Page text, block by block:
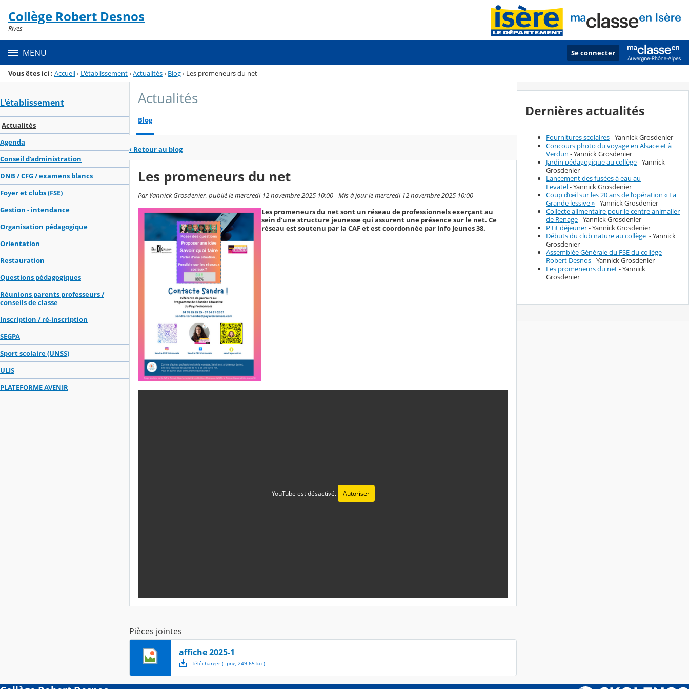
Menu de la rubrique
Contenu
Collège Robert Desnos
Rives
MENU Se connecter
Vous êtes ici : Accueil› L'établissement›Actualités› Blog› Les promeneurs du net
L'établissement
Actualités
Agenda
Conseil d'administration
DNB / CFG / examens blancs
Foyer et clubs (FSE)
Gestion - intendance
Organisation pédagogique
Orientation
Restauration
Questions pédagogiques
Réunions parents professeurs /
conseils de classe
Inscription / ré-inscription
SEGPA
Sport scolaire (UNSS)
ULIS
PLATEFORME AVENIR
Actualités
Blog
‹ Retour au blog
Les promeneurs du net
Par Yannick Grosdenier, publié le mercredi 12 novembre 2025 10:00 - Mis à jour le mercredi 12 novembre 2025 10:00
Les promeneurs du net sont un réseau de professionnels exerçant au
sein d'une structure jeunesse qui assurent une présence sur le net. Ce
réseau est soutenu par la CAF et est coordonnée par Info Jeunes 38.
YouTube est désactivé. Autoriser
Pièces jointes
affiche 2025-1
Télécharger( .png, 249.65 ko)
Dernières actualités
Fournitures scolaires- Yannick Grosdenier
Concours photo du voyage en Alsace et à
Verdun - Yannick Grosdenier
Jardin pédagogique au collège- Yannick
Grosdenier
Lancement des fusées à eau au
Levatel- Yannick Grosdenier
Coup d’œil sur les 20 ans de l’opération « La
Grande lessive »- Yannick Grosdenier
Collecte alimentaire pour le centre animalier
de Renage- Yannick Grosdenier
P'tit déjeuner- Yannick Grosdenier
Débuts du club nature au collège - Yannick
Grosdenier
Assemblée Générale du FSE du collège
Robert Desnos- Yannick Grosdenier
Les promeneurs du net- Yannick
Grosdenier